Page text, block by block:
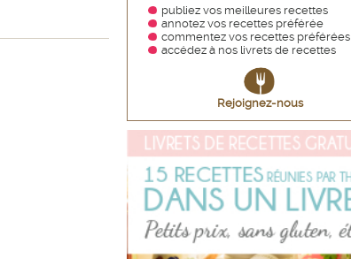
publiez vos meilleures recettes
annotez vos recettes préférée
commentez vos recettes préférées
accédez à nos livrets de recettes
Rejoignez-nous